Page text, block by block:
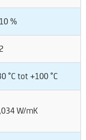
%
°C tot +100 °C
W/mK